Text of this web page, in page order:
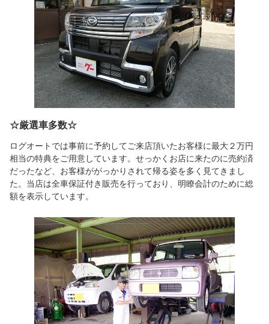
☆厳選車多数☆
ログオートでは事前に予約してご来店頂いたお客様に最大２万円
相当の特典をご用意しています。せっかくお店に来たのに売約済
だったなど、お客様ががっかりされて帰る姿を多く見てきまし
た。当店は全車保証付き販売を行っており、明瞭会計のために総
額を表示しています。